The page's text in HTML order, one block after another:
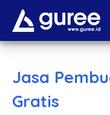
Jasa
Gratis